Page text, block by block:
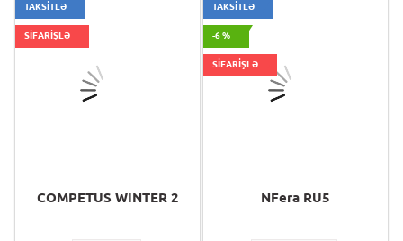
TAKSİTLƏ
SİFARİŞLƏ
COMPETUS WINTER 2
TAKSİTLƏ
-6 %
SİFARİŞLƏ
NFera RU5